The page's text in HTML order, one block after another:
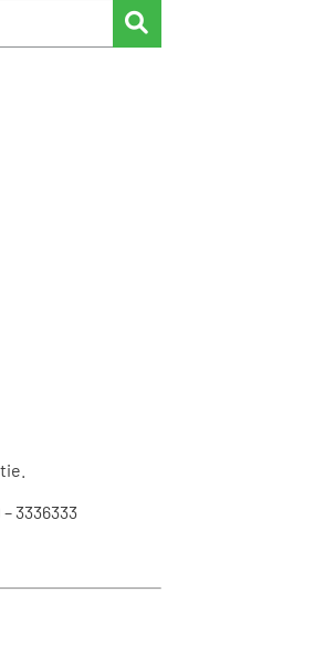
3336333